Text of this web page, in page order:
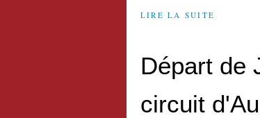
LIRE LA SUITE
Départ de
circuit